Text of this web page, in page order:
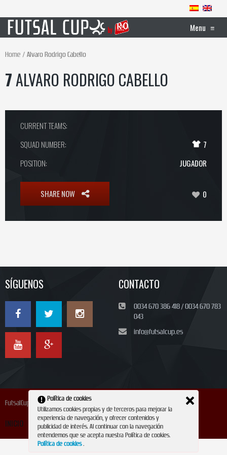
Menu ≡
Home Alvaro Rodrigo Cabello
7ALVARO RODRIGO CABELLO
CURRENT TEAMS:
SQUAD NUMBER:
7
POSITION:
JUGADOR
SHARE NOW 0
SÍGUENOS CONTACTO
0034 670 386 418 / 0034 670 783
043
info@futsalcup.es
FutsalCup 2024
INICIO INSCRIPCIÓN CONTACTO REVISTA
Política de cookies
Utilizamos cookies propias y de terceros para mejorar la
experiencia de navegación, y ofrecer contenidos y
publicidad de interés. Al continuar con la navegación
entendemos que se acepta nuestra Política de cookies.
Política de cookies.